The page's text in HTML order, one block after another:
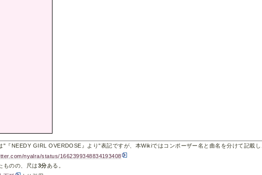
"『NEEDY GIRL OVERDOSE』より"表記ですが、本Wikiではコンポーザー名と曲名を分けて記載し
nyalra/status/1662399348834193408
ものの、尺は3分ある。